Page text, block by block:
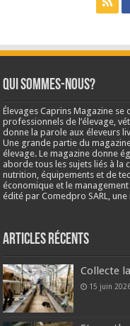
Qui sommes-nous?
Élevages Caprins Magazine se
professionnels de l’élevage,
donne la parole aux éleveurs
Une grande partie du
élevage. Le magazine donne
aborde tous les sujets liés à la
nutrition, équipements et de
économique et le
édité par Comedpro SARL,
Articles récents
Collecte
15 juin